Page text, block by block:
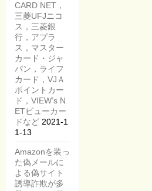
CARD NET，
三菱UFJニコ
ス，三菱銀
行，アプラ
ス，マスター
カード・ジャ
パン，ライフ
カード，VJＡ
ポイントカー
ド，VIEW’s N
ETビューカー
ドなど 2021-1
1-13
Amazonを装っ
た偽メールに
よる偽サイト
誘導詐欺が多